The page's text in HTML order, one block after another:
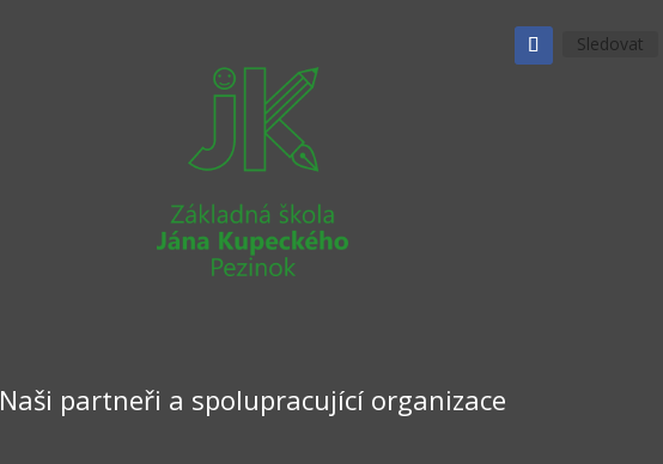
Sledovat
Naši partneři a spolupracující organizace